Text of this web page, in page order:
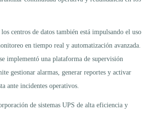
centros de datos también está impulsando el uso
en tiempo real y automatización avanzada.
implementó una plataforma de supervisión
gestionar alarmas, generar reportes y activar
ante incidentes operativos.
de sistemas UPS de alta eficiencia y